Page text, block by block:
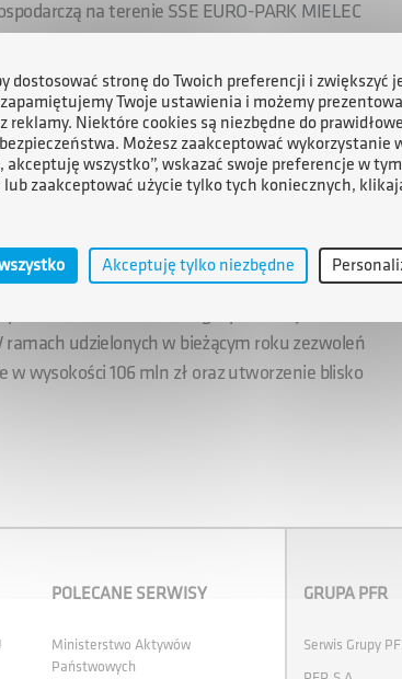
na terenie SSE EURO-PARK MIELEC
Spółka jest producentem wielu
telekomunikacji, takich jak m.in. kable i
urządzenia sieciowe.
Podstrefy Trzebownisko, trzeciego zakładu
pasywnych konwerterów optycznych oraz
Zakończenie inwestycji planowane jest
działalności gospodarczej
ramach udzielonych w bieżącym roku zezwoleń
wysokości 106 mln zł oraz utworzenie blisko
POLECANE SERWISY
Ministerstwo Aktywów
Państwowych
GRUPA PFR
Serwis Grupy
dostosować stronę do Twoich preferencji i zwiększyć
Twoje ustawienia i możemy
reklamy. Niektóre cookies są niezbędne do
Możesz zaakceptować wykorzystanie
akceptuję wszystko”, wskazać swoje preferencje w
lub zaakceptować użycie tylko tych koniecznych,
Akceptuję tylko niezbędne